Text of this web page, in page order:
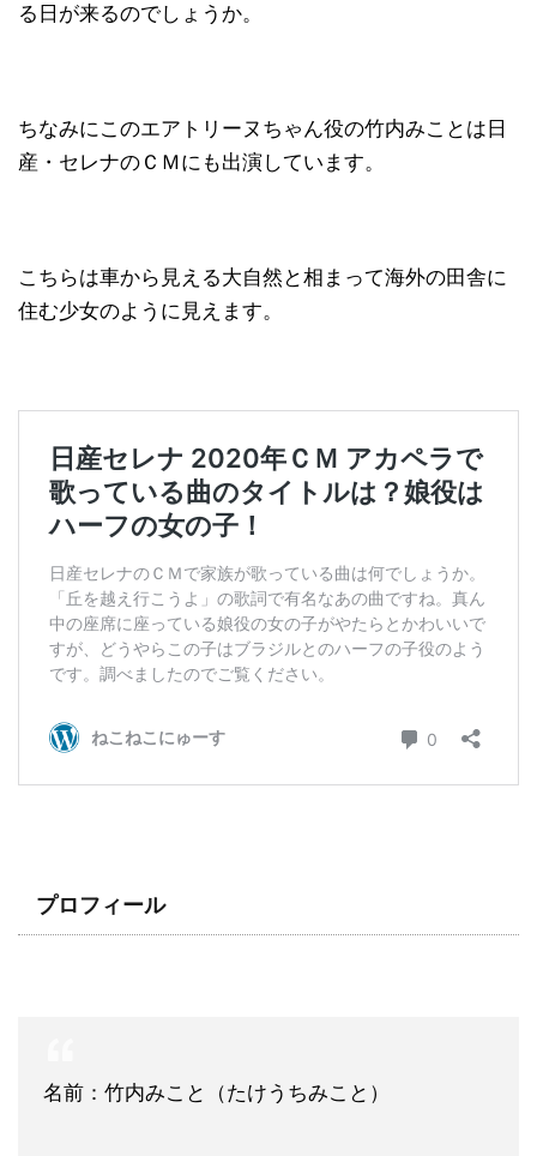
る日が来るのでしょうか。
ちなみにこのエアトリーヌちゃん役の竹内みことは日
産・セレナのＣＭにも出演しています。
こちらは車から見える大自然と相まって海外の田舎に
住む少女のように見えます。
プロフィール
名前：竹内みこと（たけうちみこと）